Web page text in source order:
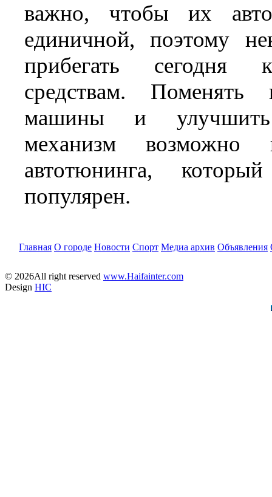
важно, чтобы их
единичной, поэтому
прибегать сегодня
средствам.
машины и улучшить
механизм
автотюнинга,
популярен.
Главная О городе Новости Спорт Медиа архив Объявления
© 2026All right reserved www.Haifainter.com
Design HIC